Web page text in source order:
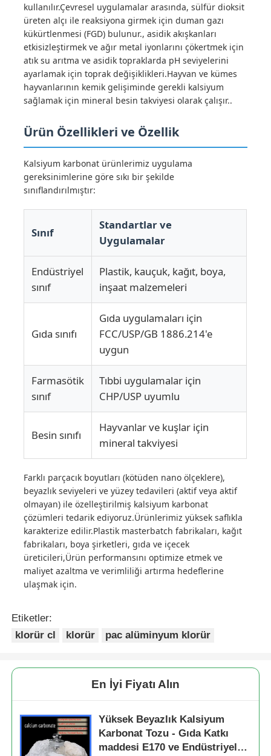
kullanılır.Çevresel uygulamalar arasında, sülfür dioksit
üreten alçı ile reaksiyona girmek için duman gazı
kükürtlenmesi (FGD) bulunur., asidik akışkanları
etkisizleştirmek ve ağır metal iyonlarını çökertmek için
atık su arıtma ve asidik topraklarda pH seviyelerini
ayarlamak için toprak değişiklikleri.Hayvan ve kümes
hayvanlarının kemik gelişiminde gerekli kalsiyum
sağlamak için mineral besin takviyesi olarak çalışır..
Ürün Özellikleri ve Özellik
Kalsiyum karbonat ürünlerimiz uygulama
gereksinimlerine göre sıkı bir şekilde
sınıflandırılmıştır:
Sınıf
Standartlar ve
Uygulamalar
Endüstriyel
sınıf
Plastik, kauçuk, kağıt, boya,
inşaat malzemeleri
Gıda sınıfı
Gıda uygulamaları için
FCC/USP/GB 1886.214'e
uygun
Farmasötik
sınıf
Tıbbi uygulamalar için
CHP/USP uyumlu
Besin sınıfı
Hayvanlar ve kuşlar için
mineral takviyesi
Farklı parçacık boyutları (kötüden nano ölçeklere),
beyazlık seviyeleri ve yüzey tedavileri (aktif veya aktif
olmayan) ile özelleştirilmiş kalsiyum karbonat
çözümleri tedarik ediyoruz.Ürünlerimiz yüksek saflıkla
karakterize edilir.Plastik masterbatch fabrikaları, kağıt
fabrikaları, boya şirketleri, gıda ve içecek
üreticileri,Ürün performansını optimize etmek ve
maliyet azaltma ve verimliliği artırma hedeflerine
ulaşmak için.
Etiketler:
klorür cl
klorür pac alüminyum klorür
En İyi Fiyatı Alın
Yüksek Beyazlık Kalsiyum
Karbonat Tozu - Gıda Katkı
maddesi E170 ve Endüstriyel